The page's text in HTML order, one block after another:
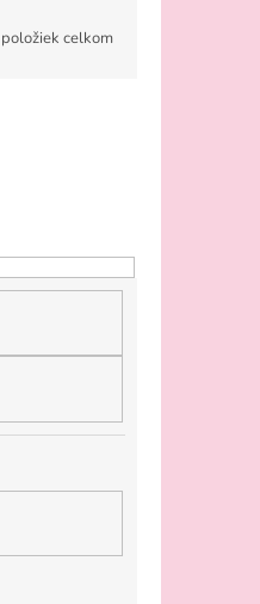
položiek celkom